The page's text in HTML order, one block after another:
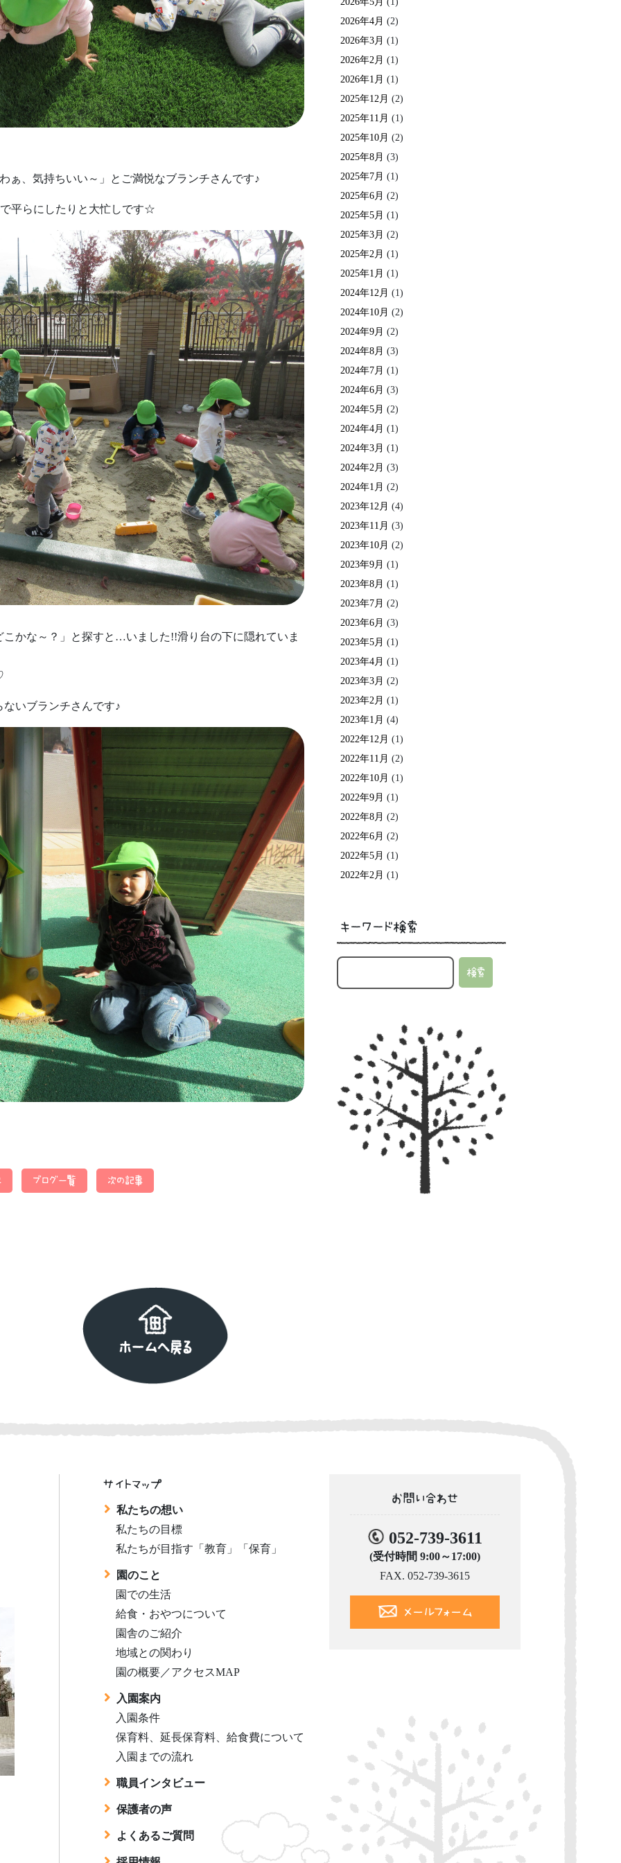
ぁ、気持ちいい～」とご満悦なブランチさんです♪
平らにしたりと大忙しです☆
かな～？」と探すと…いました!!滑り台の下に隠れていま
いブランチさんです♪
ブログ一覧 次の記事
2026年4月 (2)
2026年3月 (1)
2026年2月 (1)
2026年1月 (1)
2025年12月 (2)
2025年11月 (1)
2025年10月 (2)
2025年8月 (3)
2025年7月 (1)
2025年6月 (2)
2025年5月 (1)
2025年3月 (2)
2025年2月 (1)
2025年1月 (1)
2024年12月 (1)
2024年10月 (2)
2024年9月 (2)
2024年8月 (3)
2024年7月 (1)
2024年6月 (3)
2024年5月 (2)
2024年4月 (1)
2024年3月 (1)
2024年2月 (3)
2024年1月 (2)
2023年12月 (4)
2023年11月 (3)
2023年10月 (2)
2023年9月 (1)
2023年8月 (1)
2023年7月 (2)
2023年6月 (3)
2023年5月 (1)
2023年4月 (1)
2023年3月 (2)
2023年2月 (1)
2023年1月 (4)
2022年12月 (1)
2022年11月 (2)
2022年10月 (1)
2022年9月 (1)
2022年8月 (2)
2022年6月 (2)
2022年5月 (1)
2022年2月 (1)
キーワード検索
ホームへ戻る
サイトマップ
私たちの想い
私たちの目標
私たちが目指す「教育」「保育」
園のこと
園での生活
給食・おやつについて
園舎のご紹介
地域との関わり
園の概要／アクセスMAP
入園案内
入園条件
保育料、延長保育料、給食費について
入園までの流れ
職員インタビュー
保護者の声
よくあるご質問
お問い合わせ
052-739-3611
(受付時間 9:00～17:00)
FAX. 052-739-3615
メールフォーム